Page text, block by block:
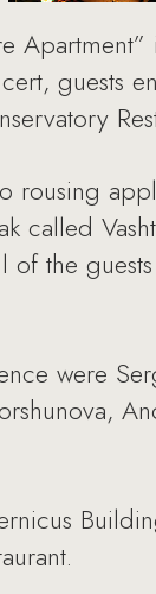
guests
called
the
were